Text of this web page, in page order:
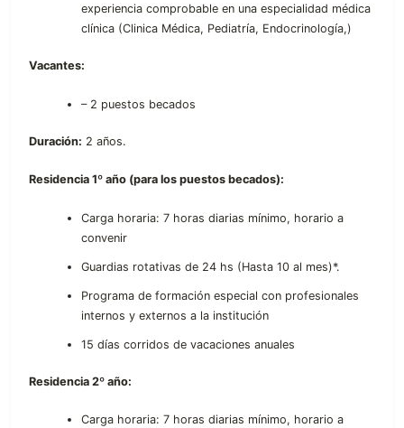
experiencia comprobable en una especialidad médica
clínica (Clinica Médica, Pediatría, Endocrinología,)
Vacantes:
– 2 puestos becados
Duración: 2 años.
Residencia 1º año (para los puestos becados):
Carga horaria: 7 horas diarias mínimo, horario a
convenir
Guardias rotativas de 24 hs (Hasta 10 al mes)*.
Programa de formación especial con profesionales
internos y externos a la institución
15 días corridos de vacaciones anuales
Residencia 2º año:
Carga horaria: 7 horas diarias mínimo, horario a